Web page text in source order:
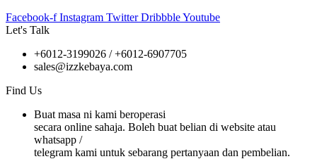
Facebook-f Instagram Twitter DribbbleYoutube
Let's Talk
+6012-3199026 / +6012-6907705
sales@izzkebaya.com
Find Us
Buat masa ni kami beroperasi
secara online sahaja. Boleh buat belian di website atau
whatsapp /
telegram kami untuk sebarang pertanyaan dan pembelian.